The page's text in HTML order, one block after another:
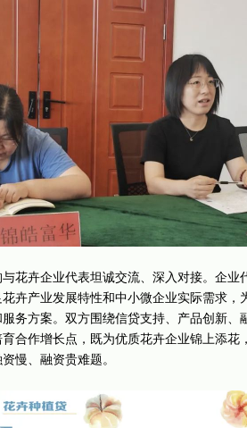
花卉企业代表坦诚交流、深入对接。企业
卉产业发展特性和中小微企业实际需求，
务方案。双方围绕信贷支持、产品创新、
合作增长点，既为优质花卉企业锦上添花
慢、融资贵难题。